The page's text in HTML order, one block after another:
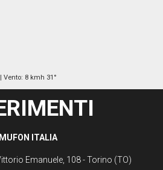
Vento: 8 kmh 31°
MUFON ITALIA
Emanuele, 108 - Torino (TO)